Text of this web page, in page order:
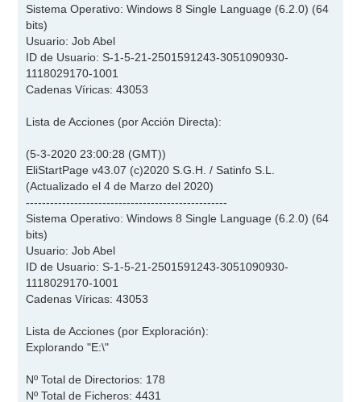
Sistema Operativo: Windows 8 Single Language (6.2.0) (64
bits)
Usuario: Job Abel
ID de Usuario: S-1-5-21-2501591243-3051090930-
1118029170-1001
Cadenas Víricas: 43053
Lista de Acciones (por Acción Directa):
(5-3-2020 23:00:28 (GMT))
EliStartPage v43.07 (c)2020 S.G.H. / Satinfo S.L.
(Actualizado el 4 de Marzo del 2020)
--------------------------------------------------
Sistema Operativo: Windows 8 Single Language (6.2.0) (64
bits)
Usuario: Job Abel
ID de Usuario: S-1-5-21-2501591243-3051090930-
1118029170-1001
Cadenas Víricas: 43053
Lista de Acciones (por Exploración):
Explorando "E:\"
Nº Total de Directorios: 178
Nº Total de Ficheros: 4431